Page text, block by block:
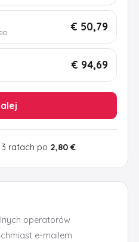
operatorów
e-mailem
€ 50,79
€ 94,69
3 ratach po 2,80 €